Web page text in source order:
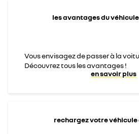
les avantages du
Vous envisagez de passer à la
Découvrez tous les avantages !
en savoir plus
rechargez votre